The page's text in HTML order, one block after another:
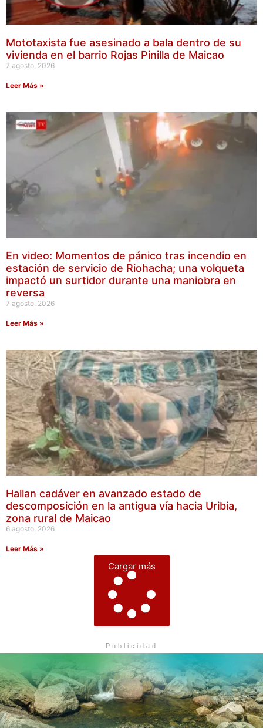
Mototaxista fue asesinado a bala dentro de su
vivienda en el barrio Rojas Pinilla de Maicao
7 agosto, 2026
Leer Más »
En video: Momentos de pánico tras incendio en
estación de servicio de Riohacha; una volqueta
impactó un surtidor durante una maniobra en
reversa
7 agosto, 2026
Leer Más »
Hallan cadáver en avanzado estado de
descomposición en la antigua vía hacia Uribia,
zona rural de Maicao
6 agosto, 2026
Leer Más »
Cargar más
Publicidad